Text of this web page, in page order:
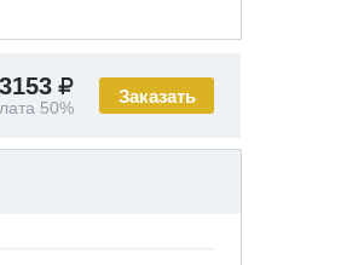
Заказать
50%